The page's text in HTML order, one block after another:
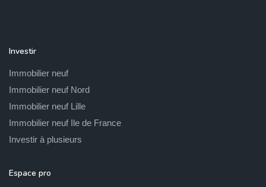
Investir
Immobilier neuf
Immobilier neuf Nord
Immobilier neuf Lille
Immobilier neuf Ile de France
Investir à plusieurs
Espace pro